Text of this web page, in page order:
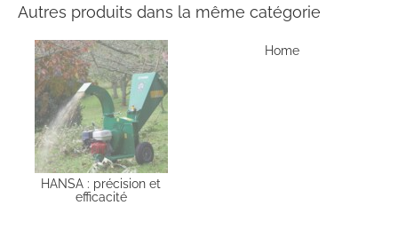
Autres produits dans la même catégorie
HANSA : précision et
efficacité
Home